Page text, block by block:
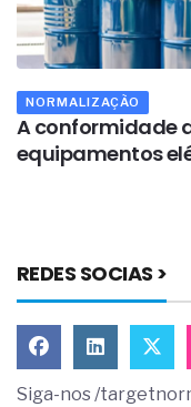
NORMALIZAÇÃO
A conformidade
equipamentos
REDES SOCIAS >
Siga-nos /